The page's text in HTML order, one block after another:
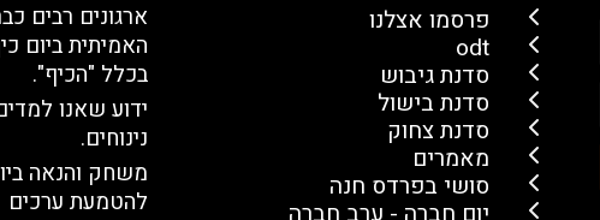
פרסמו אצלנו
odt
סדנת גיבוש
סדנת בישול
סדנת צחוק
מאמרים
סושי בפרדס חנה
ארגונים רבים
האמיתית ביום
בכלל "הכיף".
ידוע שאנו
נינוחים.
משחק והנאה
להטמעת ערכים